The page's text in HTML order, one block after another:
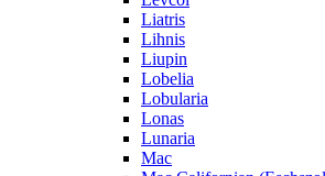
Liatris
Lihnis
Liupin
Lobelia
Lobularia
Lonas
Lunaria
Mac